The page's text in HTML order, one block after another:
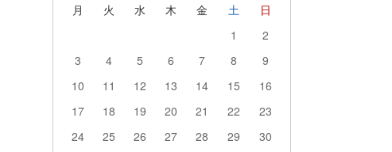
月 火 水 木 金 土
日
1
2
3
4 5 6 7 8
9
10
11 12 13 14 15
16
17
18 19 20 21 22
23
24
25 26 27 28 29 30